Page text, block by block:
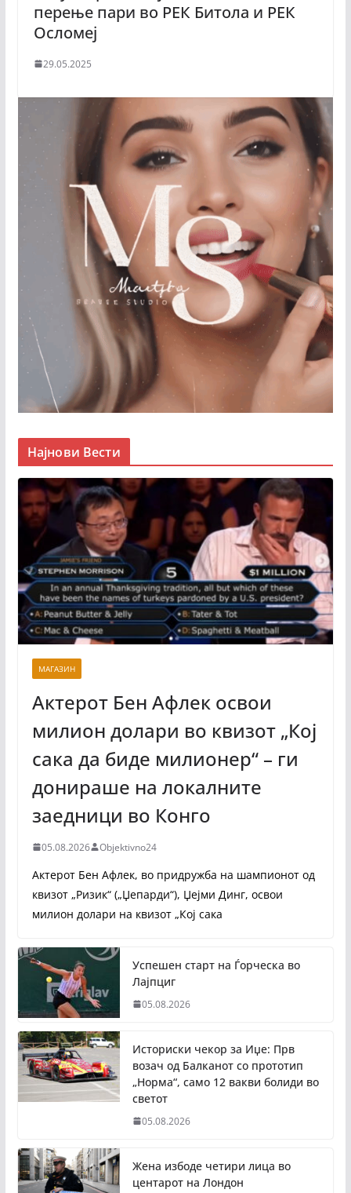
перење пари во РЕК Битола и РЕК
Осломеј
29.05.2025
Најнови Вести
МАГАЗИН
Актерот Бен Афлек освои
милион долари во квизот „Кој
сака да биде милионер“ – ги
донираше на локалните
заедници во Конго
05.08.2026 Objektivno24
Актерот Бен Афлек, во придружба на шампионот од
квизот „Ризик“ („Џепарди“), Џејми Динг, освои
милион долари на квизот „Кој сака
Успешен старт на Ѓорческа во
Лајпциг
05.08.2026
Историски чекор за Иџе: Прв
возач од Балканот со прототип
„Норма“, само 12 вакви болиди во
светот
05.08.2026
Жена избоде четири лица во
центарот на Лондон